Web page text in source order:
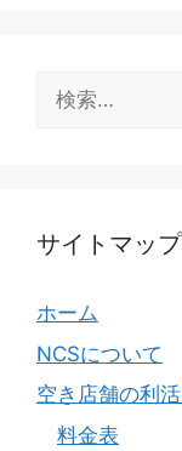
索:
サイトマップ
ホーム
NCSについて
空き店舗の利
料金表